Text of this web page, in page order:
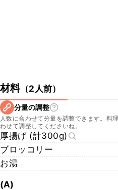
材料（2人前）
分量の調整
人数に合わせて分量を調整できます。料
わせて調整してくださいね。
厚揚げ (計300g)
ブロッコリー
お湯
(A)